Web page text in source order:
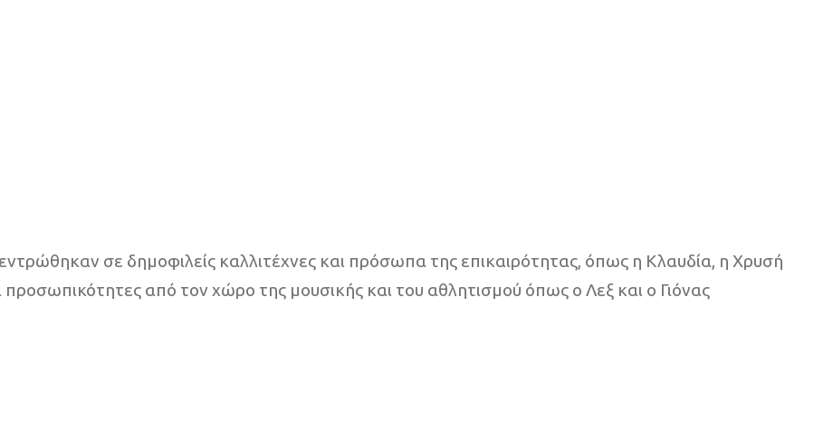
σε δημοφιλείς καλλιτέχνες και πρόσωπα της επικαιρότητας, όπως η Κλαυδία, η Χρυσή
από τον χώρο της μουσικής και του αθλητισμού όπως ο Λεξ και ο Γιόνας